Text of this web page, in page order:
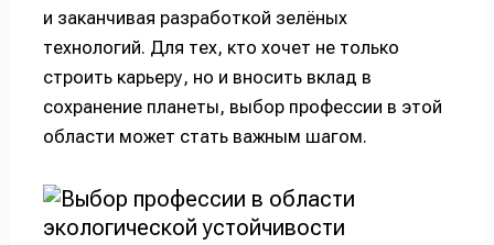
и заканчивая разработкой зелёных
технологий. Для тех, кто хочет не только
строить карьеру, но и вносить вклад в
сохранение планеты, выбор профессии в этой
области может стать важным шагом.